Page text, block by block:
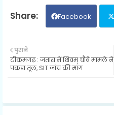
Facebook
ter
पुराने
टीकमगढ़ : जतारा में शिवम् चौबे मामले ने
पकड़ा तूल, SIT जांच की मांग